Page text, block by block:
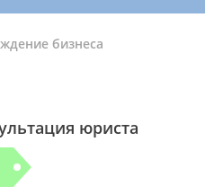
бизнеса
юриста